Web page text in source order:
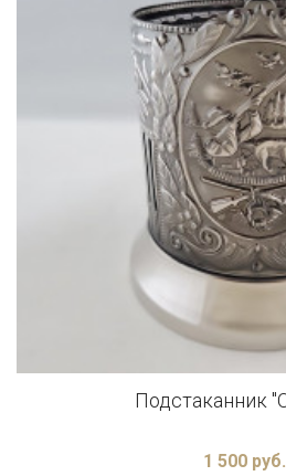
Подстаканник
1 500 руб.